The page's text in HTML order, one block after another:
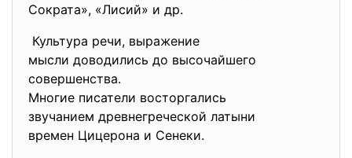
Сократа», «Лисий» и др.
Культура речи, выражение
мысли доводились до высочайшего
совершенства.
Многие писатели восторгались
звучанием древнегреческой латыни
времен Цицерона и Сенеки.